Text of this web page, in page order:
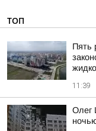
ТОП
Пять
11:39
Олег